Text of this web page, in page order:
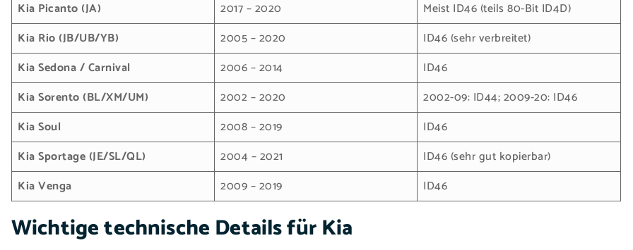
Kia Picanto (JA)
2017 – 2020
Meist ID46 (teils 80-Bit ID4D)
Kia Rio (JB/UB/YB)
2005 – 2020
ID46 (sehr verbreitet)
Kia Sedona / Carnival
2006 – 2014
ID46
Kia Sorento (BL/XM/UM)
2002 – 2020
2002-09: ID44; 2009-20: ID46
Kia Soul
2008 – 2019
ID46
Kia Sportage (JE/SL/QL)
2004 – 2021
ID46 (sehr gut kopierbar)
Kia Venga
2009 – 2019 ID46
Wichtige technische Details für Kia